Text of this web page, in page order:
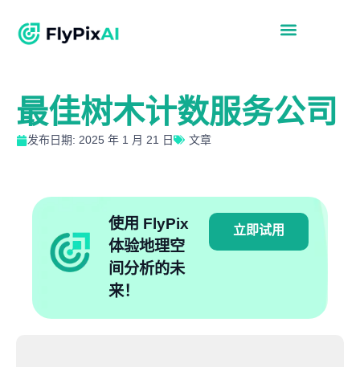
最佳树木计数服务公司
发布日期: 2025 年 1 月 21 日 文章
使用 FlyPix
体验地理空
间分析的未
来！
立即试用